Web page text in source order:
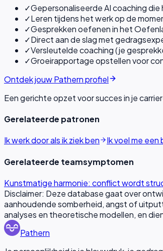
✓Gepersonaliseerde AI coaching
✓Leren tijdens het werk op de
✓Gesprekken oefenen in het
✓Direct aan de slag met
✓Versleutelde coaching (je
✓Groeirapportage opstellen voor
Ontdek jouw Pathern profiel
Een gerichte opzet voor succes in je
Gerelateerde patronen
Ik werk door als ik ziek ben Ik voel me een
Gerelateerde teamsymptomen
Kunstmatige harmonie: conflict wordt
Disclaimer: Deze database gaat over
aanhoudende somberheid, angst of
analyses en theoretische modellen, en
Pathern